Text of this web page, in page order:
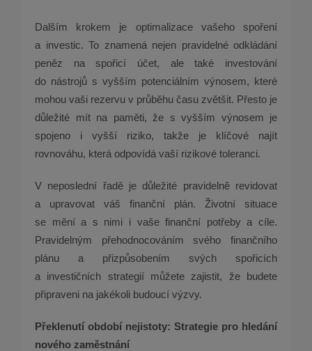
Dalším krokem je optimalizace vašeho spoření
a investic. To znamená nejen pravidelné odkládání
peněz na spořicí účet, ale také investování
do nástrojů s vyšším potenciálním výnosem, které
mohou vaši rezervu v průběhu času zvětšit. Přesto je
důležité mít na paměti, že s vyšším výnosem je
spojeno i vyšší riziko, takže je klíčové najít
rovnováhu, která odpovídá vaší rizikové toleranci.
V neposlední řadě je důležité pravidelně revidovat
a upravovat váš finanční plán. Životní situace
se mění a s nimi i vaše finanční potřeby a cíle.
Pravidelným přehodnocováním svého finančního
plánu a přizpůsobením svých spořicích
a investičních strategií můžete zajistit, že budete
připraveni na jakékoli budoucí výzvy.
Překlenutí období nejistoty: Strategie pro hledání
nového zaměstnání